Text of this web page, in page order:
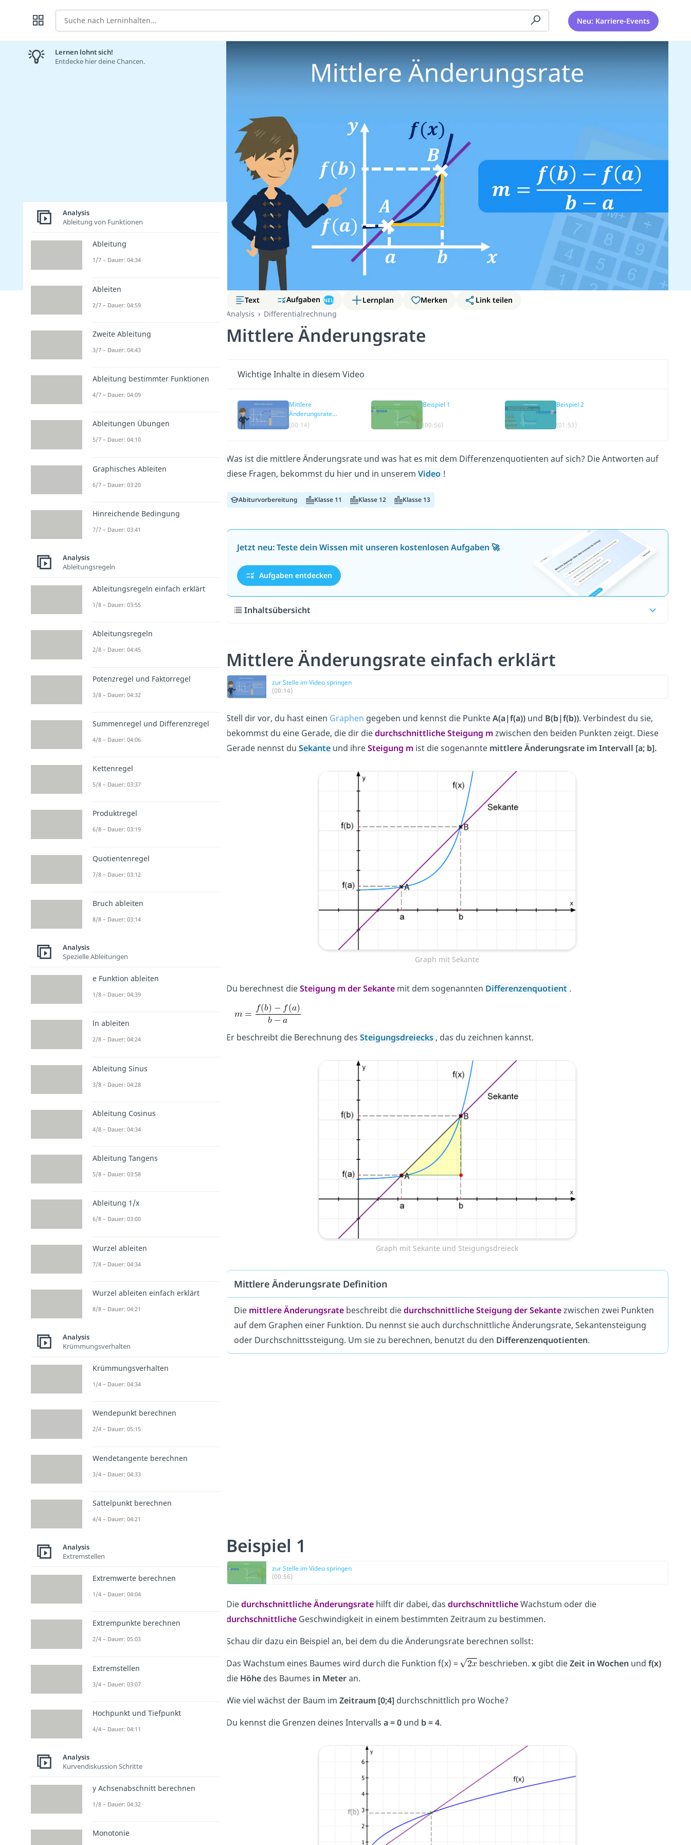
Suche Neu: Karriere-Events
Text Aufgaben NEU Lernplan Merken
Link teilen
Analysis
Differentialrechnung
Mittlere Änderungsrate
Wichtige Inhalte in diesem Video
Mittlere
Änderungsrate
einfach erklärt
(00:14)
Beispiel 1
(00:56)
Beispiel 2
(01:53)
Was ist die mittlere Änderungsrate und was hat es mit dem Differenzenquotienten auf sich? Die Antworten auf
diese Fragen, bekommst du hier und in unserem Video !
Abiturvorbereitung Klasse 11 Klasse 12 Klasse 13
Jetzt neu: Teste dein Wissen mit unseren kostenlosen Aufgaben 🚀
Aufgaben entdecken
Inhaltsübersicht
Mittlere Änderungsrate einfach erklärt
zur Stelle im Video springen
(00:14)
Stell dir vor, du hast einen Graphen gegeben und kennst die PunkteA(a|f(a))und B(b|f(b)). Verbindest du sie,
bekommst du eine Gerade, die dir diedurchschnittliche Steigung mzwischen den beiden Punkten zeigt. Diese
Gerade nennst du Sekante und ihreSteigung mist die sogenannte mittlere Änderungsrate im Intervall [a; b].
Graph mit Sekante
Du berechnest dieSteigung m der Sekantemit dem sogenannten Differenzenquotient .
Er beschreibt die Berechnung des Steigungsdreiecks , das du zeichnen kannst.
Graph mit Sekante und Steigungsdreieck
Mittlere Änderungsrate Definition
Diemittlere Änderungsratebeschreibt diedurchschnittliche Steigung der Sekante zwischen zwei Punkten
auf dem Graphen einer Funktion. Du nennst sie auch durchschnittliche Änderungsrate, Sekantensteigung
oder Durchschnittssteigung. Um sie zu berechnen, benutzt du den Differenzenquotienten.
Beispiel 1
zur Stelle im Video springen
(00:56)
Diedurchschnittliche Änderungsratehilft dir dabei, das durchschnittliche Wachstum oder die
durchschnittliche Geschwindigkeit in einem bestimmten Zeitraum zu bestimmen.
Schau dir dazu ein Beispiel an, bei dem du die Änderungsrate berechnen sollst:
Das Wachstum eines Baumes wird durch die Funktion f(x) =
beschrieben. xgibt dieZeit in Wochen und f(x)
die Höhe des Baumes in Meteran.
Wie viel wächst der Baum im Zeitraum [0;4] durchschnittlich pro Woche?
Du kennst die Grenzen deines Intervalls a = 0und b = 4.
Lernen lohnt sich!
Entdecke hier deine Chancen.
Analysis
Ableitung von Funktionen
Ableitung
1/7 – Dauer: 04:34
Ableiten
2/7 – Dauer: 04:59
Zweite Ableitung
3/7 – Dauer: 04:43
Ableitung bestimmter Funktionen
4/7 – Dauer: 04:09
Ableitungen Übungen
5/7 – Dauer: 04:10
Graphisches Ableiten
6/7 – Dauer: 03:20
Hinreichende Bedingung
7/7 – Dauer: 03:41
Analysis
Ableitungsregeln
Ableitungsregeln einfach erklärt
1/8 – Dauer: 03:55
Ableitungsregeln
2/8 – Dauer: 04:45
Potenzregel und Faktorregel
3/8 – Dauer: 04:32
Summenregel und Differenzregel
4/8 – Dauer: 04:06
Kettenregel
5/8 – Dauer: 03:37
Produktregel
6/8 – Dauer: 03:19
Quotientenregel
7/8 – Dauer: 03:12
Bruch ableiten
8/8 – Dauer: 03:14
Analysis
Spezielle Ableitungen
e Funktion ableiten
1/8 – Dauer: 04:39
ln ableiten
2/8 – Dauer: 04:24
Ableitung Sinus
3/8 – Dauer: 04:28
Ableitung Cosinus
4/8 – Dauer: 04:34
Ableitung Tangens
5/8 – Dauer: 03:58
Ableitung 1/x
6/8 – Dauer: 03:00
Wurzel ableiten
7/8 – Dauer: 04:34
Wurzel ableiten einfach erklärt
8/8 – Dauer: 04:21
Analysis
Krümmungsverhalten
Krümmungsverhalten
1/4 – Dauer: 04:34
Wendepunkt berechnen
2/4 – Dauer: 05:15
Wendetangente berechnen
3/4 – Dauer: 04:33
Sattelpunkt berechnen
4/4 – Dauer: 04:21
Analysis
Extremstellen
Extremwerte berechnen
1/4 – Dauer: 04:04
Extrempunkte berechnen
2/4 – Dauer: 05:03
Extremstellen
3/4 – Dauer: 03:07
Hochpunkt und Tiefpunkt
4/4 – Dauer: 04:11
Analysis
Kurvendiskussion Schritte
y Achsenabschnitt berechnen
1/8 – Dauer: 04:32
Monotonie